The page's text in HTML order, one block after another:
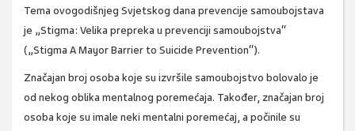
Tema ovogodišnjeg Svjetskog dana prevencije samoubojstava
je „Stigma: Velika prepreka u prevenciji samoubojstva“
(„Stigma A Mayor Barrier to Suicide Prevention“).
Značajan broj osoba koje su izvršile samoubojstvo bolovalo je
od nekog oblika mentalnog poremećaja. Također, značajan broj
osoba koje su imale neki mentalni poremećaj, a počinile su